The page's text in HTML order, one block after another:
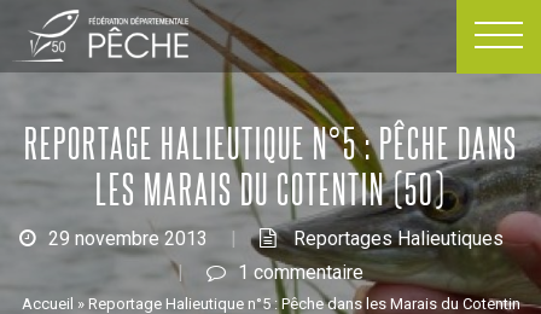
Passer
contenu
REPORTAGE HALIEUTIQUE N°5 : PÊCHE DANS
LES MARAIS DU COTENTIN (50)
29 novembre 2013 |
Reportages Halieutiques
|
1 commentaire
Accueil » Reportage Halieutique n°5 : Pêche dans les Marais du Cotentin